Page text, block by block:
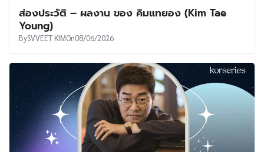
ส่องประวัติ – ผลงาน ของ คิมแทยอง (Kim Tae
Young)
BySVVEET KIMOn08/06/2026